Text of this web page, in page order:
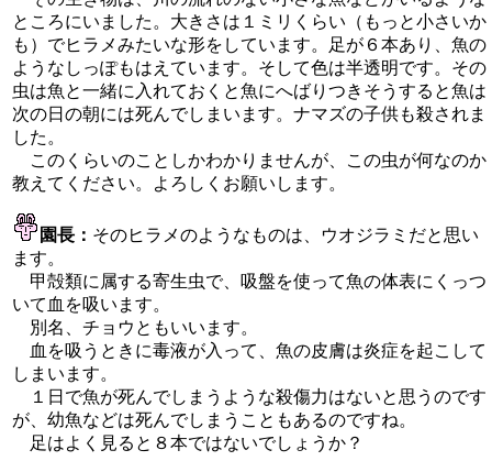
ところにいました。大きさは１ミリくらい（もっと小さいか
も）でヒラメみたいな形をしています。足が６本あり、魚の
ようなしっぽもはえています。そして色は半透明です。その
虫は魚と一緒に入れておくと魚にへばりつきそうすると魚は
次の日の朝には死んでしまいます。ナマズの子供も殺されま
した。
このくらいのことしかわかりませんが、この虫が何なのか
教えてください。よろしくお願いします。
園長： そのヒラメのようなものは、ウオジラミだと思い
ます。
甲殻類に属する寄生虫で、吸盤を使って魚の体表にくっつ
いて血を吸います。
別名、チョウともいいます。
血を吸うときに毒液が入って、魚の皮膚は炎症を起こして
しまいます。
１日で魚が死んでしまうような殺傷力はないと思うのです
が、幼魚などは死んでしまうこともあるのですね。
足はよく見ると８本ではないでしょうか？